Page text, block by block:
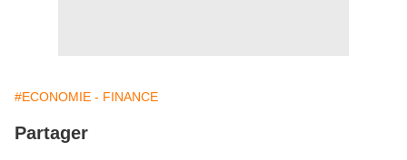
#ECONOMIE - FINANCE
Partager